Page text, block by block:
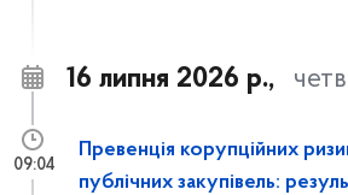
16 липня 2026 р.,
Превенція корупційних
публічних закупівель:
09:04